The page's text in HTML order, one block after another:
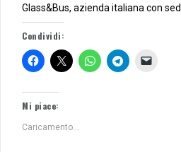
Glass&Bus, azienda italiana con
Condividi:
Mi piace:
Caricamento...